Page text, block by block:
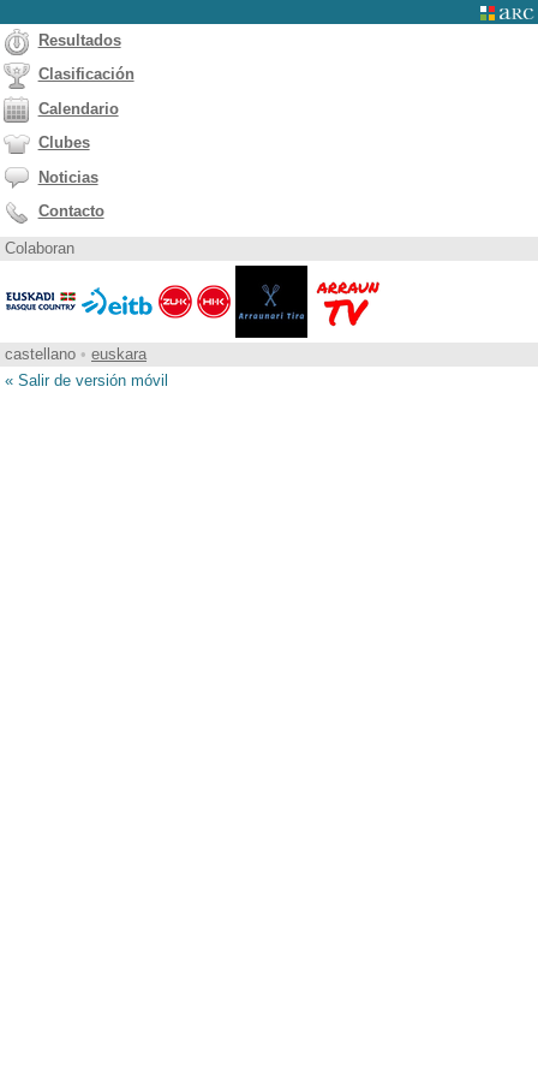
Resultados
Clasificación
Calendario
Clubes
Noticias
Contacto
Colaboran
castellano • euskara
« Salir de versión móvil